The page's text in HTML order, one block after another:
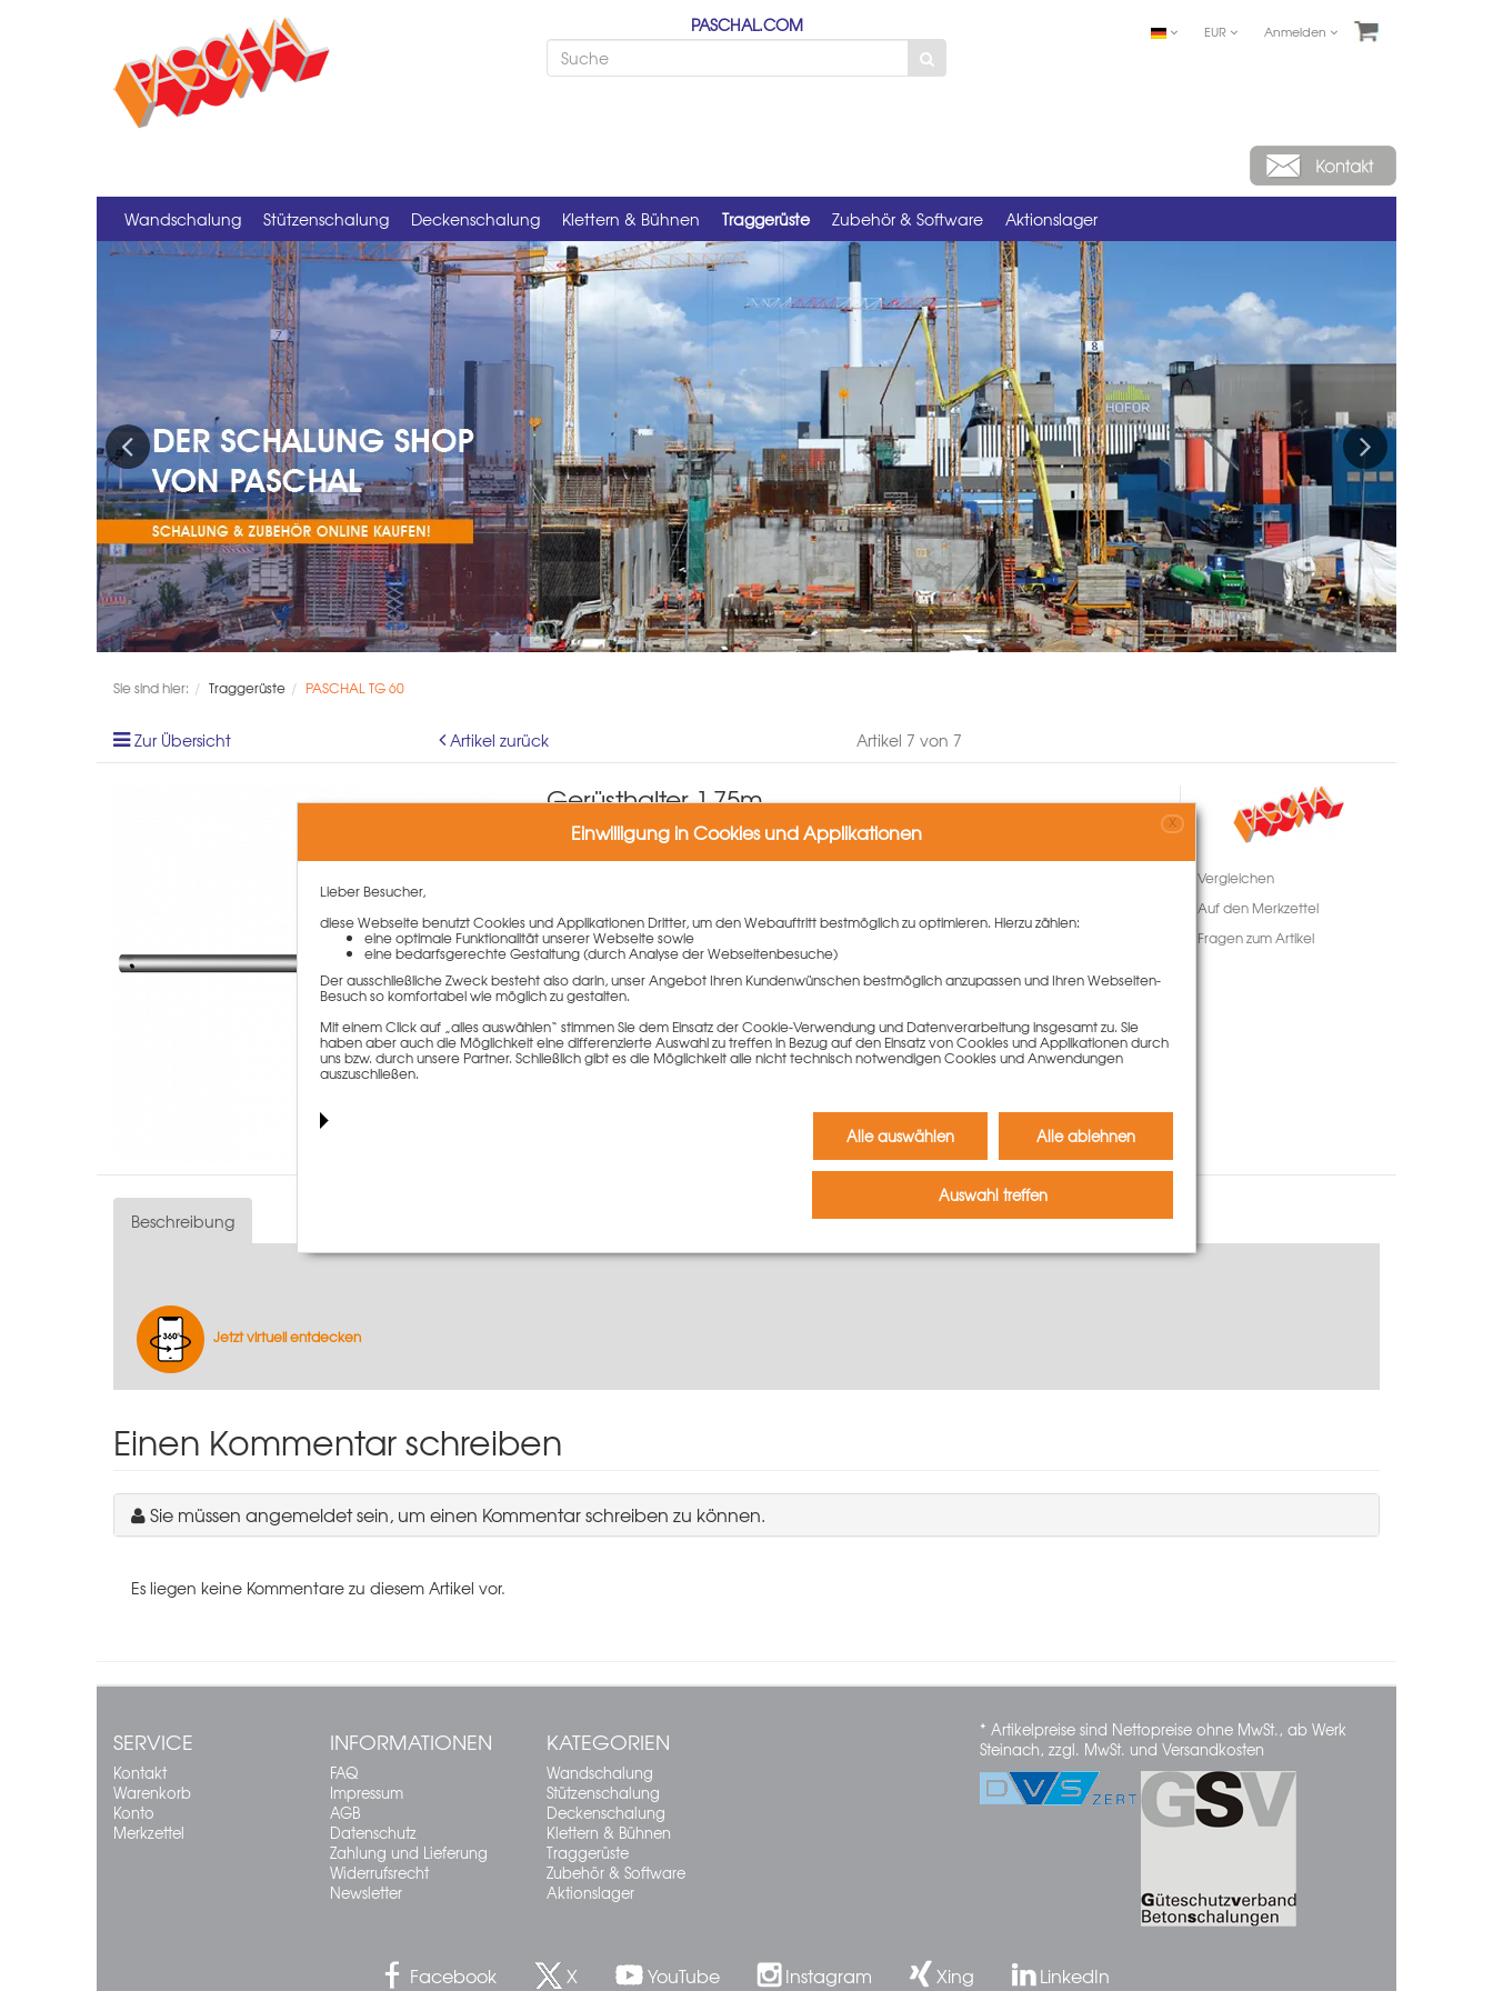
EUR Anmelden
PASCHAL.COM
Wandschalung Stützenschalung Deckenschalung Klettern & Bühnen Traggerüste Zubehör & Software Aktionslager
Previous Next
Sie sind hier: Traggerüste PASCHAL TG 60
Zur Übersicht Artikel zurück Artikel 7 von 7
Gerüsthalter 1,75m
Artikelnummer: N939.175.4175
Varianten:
Gerüsthalter 1,75m
37,50€
In den Warenkorb
Vergleichen
Auf den Merkzettel
Fragen zum Artikel
Beschreibung
Jetzt virtuell entdecken
Einen Kommentar schreiben
Sie müssen angemeldet sein, um einen Kommentar schreiben zu können.
Es liegen keine Kommentare zu diesem Artikel vor.
SERVICE
Kontakt
Warenkorb
Konto
Merkzettel
INFORMATIONEN
FAQ
Impressum
AGB
Datenschutz
Zahlung und Lieferung
Widerrufsrecht
Newsletter
KATEGORIEN
Wandschalung
Stützenschalung
Deckenschalung
Klettern & Bühnen
Traggerüste
Zubehör & Software
Aktionslager
* Artikelpreise sind Nettopreise ohne MwSt., ab Werk
Steinach, zzgl. MwSt. und Versandkosten
Facebook X YouTube Instagram Xing LinkedIn
Einwilligung in Cookies und Applikationen X
Lieber Besucher,
diese Webseite benutzt Cookies und Applikationen Dritter, um den Webauftritt bestmöglich zu optimieren. Hierzu zählen:
eine optimale Funktionalität unserer Webseite sowie
eine bedarfsgerechte Gestaltung (durch Analyse der Webseitenbesuche)
Der ausschließliche Zweck besteht also darin, unser Angebot Ihren Kundenwünschen bestmöglich anzupassen und Ihren Webseiten-
Besuch so komfortabel wie möglich zu gestalten.
Mit einem Click auf „alles auswählen“ stimmen Sie dem Einsatz der Cookie-Verwendung und Datenverarbeitung insgesamt zu. Sie
haben aber auch die Möglichkeit eine differenzierte Auswahl zu treffen in Bezug auf den Einsatz von Cookies und Applikationen durch
uns bzw. durch unsere Partner. Schließlich gibt es die Möglichkeit alle nicht technisch notwendigen Cookies und Anwendungen
auszuschließen.
Alle auswählen Alle ablehnen
Auswahl treffen